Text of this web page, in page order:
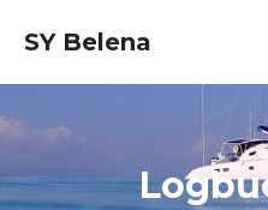
InhaltSY Belena